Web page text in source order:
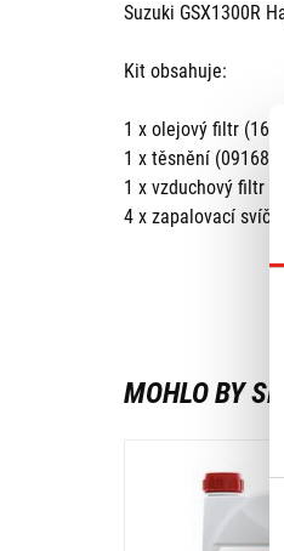
Suzuki GSX1300R
Kit obsahuje:
1 x olejový filtr
1 x těsnění (09168-
1 x vzduchový filtr
4 x zapalovací
MOHLO BY